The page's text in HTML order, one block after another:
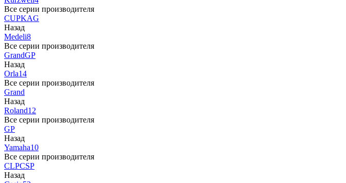
Все серии производителя
CUPKAG
Назад
Medeli8
Все серии производителя
GrandGP
Назад
Orla14
Все серии производителя
Grand
Назад
Roland12
Все серии производителя
GP
Назад
Yamaha10
Все серии производителя
CLPCSP
Назад